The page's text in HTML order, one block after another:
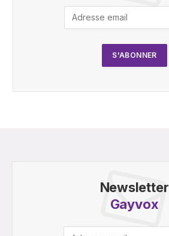
Newsletter
Gayvox